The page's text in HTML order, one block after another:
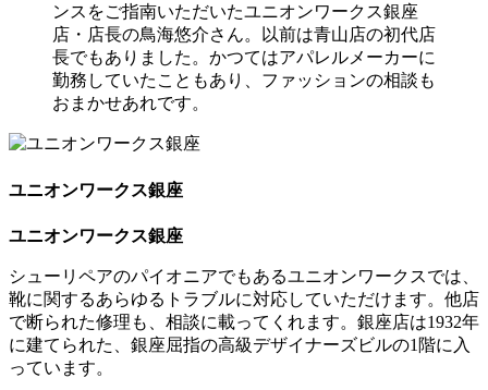
ンスをご指南いただいたユニオンワークス銀座
店・店長の鳥海悠介さん。以前は青山店の初代店
長でもありました。かつてはアパレルメーカーに
勤務していたこともあり、ファッションの相談も
おまかせあれです。
ユニオンワークス銀座
ユニオンワークス銀座
シューリペアのパイオニアでもあるユニオンワークスでは、
靴に関するあらゆるトラブルに対応していただけます。他店
で断られた修理も、相談に載ってくれます。銀座店は1932年
に建てられた、銀座屈指の高級デザイナーズビルの1階に入
っています。